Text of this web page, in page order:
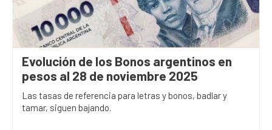
Evolución de los Bonos argentinos en
pesos al 28 de noviembre 2025
Las tasas de referencia para letras y bonos, badlar y
tamar, siguen bajando.